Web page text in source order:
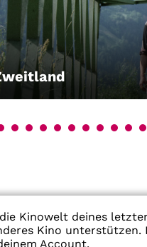
Kinowelt deines
Kino unterstützen.
Account.
LEIHEN